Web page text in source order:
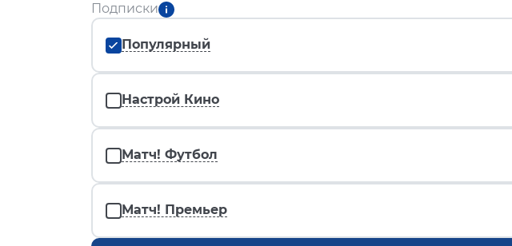
Подписки
Популярный
Настрой Кино
Матч! Футбол
Матч! Премьер